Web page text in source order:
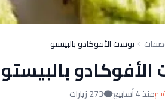
توست الأفوكادو بالبيستو
بالبيستو
منذ 4 أسابيع 273 زيارات